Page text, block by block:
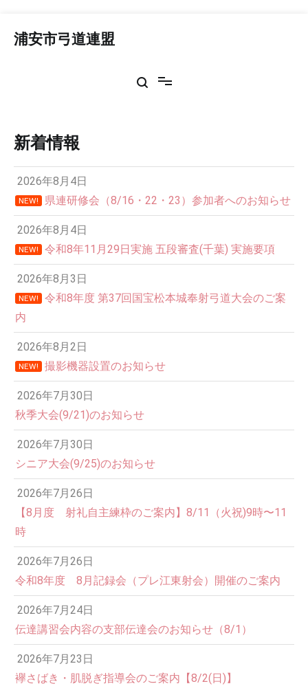
浦安市弓道連盟
新着情報
2026年8月4日
NEW! 県連研修会（8/16・22・23）参加者へのお知らせ
2026年8月4日
NEW! 令和8年11月29日実施 五段審査(千葉) 実施要項
2026年8月3日
NEW!
令和8年度 第37回国宝松本城奉射弓道大会のご案
内
2026年8月2日
NEW! 撮影機器設置のお知らせ
2026年7月30日
秋季大会(9/21)のお知らせ
2026年7月30日
シニア大会(9/25)のお知らせ
2026年7月26日
【8月度 射礼自主練枠のご案内】8/11（火祝)9時〜11
時
2026年7月26日
令和8年度 8月記録会（プレ江東射会）開催のご案内
2026年7月24日
伝達講習会内容の支部伝達会のお知らせ（8/1）
2026年7月23日
襷さばき・肌脱ぎ指導会のご案内【8/2(日)】
12:00 AM
1:00 AM
2:00 AM
3:00 AM
4:00 AM